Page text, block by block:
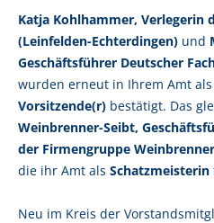
Katja Kohlhammer, Verlegerin
(Leinfelden-Echterdingen) und
Geschäftsführer Deutscher
wurden erneut in Ihrem Amt als
Vorsitzende(r) bestätigt. Das
Weinbrenner-Seibt,
der Firmengruppe
die ihr Amt als Schatzmeisterin
Neu im Kreis der